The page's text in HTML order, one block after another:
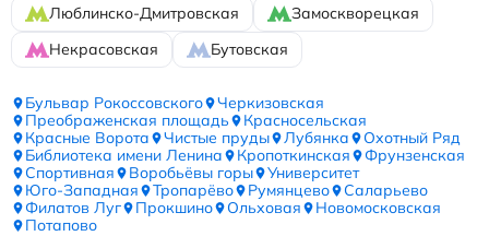
Люблинско-Дмитровская
Замоскворецкая
Некрасовская
Бутовская
Бульвар Рокоссовского
Черкизовская
Преображенская площадь
Красносельская
Красные Ворота
Чистые пруды Лубянка
Охотный Ряд
Библиотека имени Ленина
Кропоткинская
Фрунзенская
Спортивная
Воробьёвы горы
Университет
Юго-Западная
Тропарёво Румянцево
Саларьево
Филатов Луг
Прокшино Ольховая
Новомосковская
Потапово